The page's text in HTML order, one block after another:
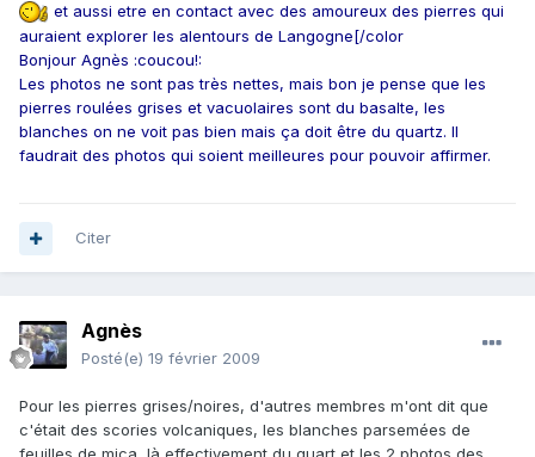
et aussi etre en contact avec des amoureux des pierres qui
auraient explorer les alentours de Langogne[/color
Bonjour Agnès :coucou!:
Les photos ne sont pas très nettes, mais bon je pense que les
pierres roulées grises et vacuolaires sont du basalte, les
blanches on ne voit pas bien mais ça doit être du quartz. Il
faudrait des photos qui soient meilleures pour pouvoir affirmer.
Citer
Agnès
Posté(e) 19 février 2009
Pour les pierres grises/noires, d'autres membres m'ont dit que
c'était des scories volcaniques, les blanches parsemées de